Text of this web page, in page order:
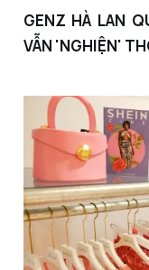
GENZ HÀ LAN
VẪN 'NGHIỆN'